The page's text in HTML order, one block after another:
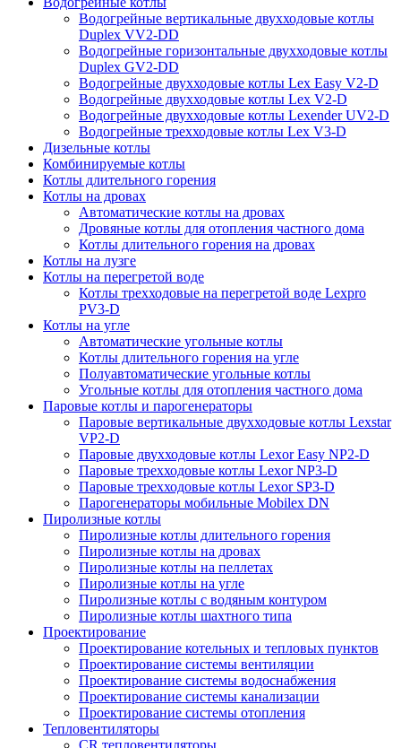
Водогрейные вертикальные двухходовые котлы
Duplex VV2-DD
Водогрейные горизонтальные двухходовые котлы
Duplex GV2-DD
Водогрейные двухходовые котлы Lex Easy V2-D
Водогрейные двухходовые котлы Lex V2-D
Водогрейные двухходовые котлы Lexender UV2-D
Водогрейные трехходовые котлы Lex V3-D
Дизельные котлы
Комбинируемые котлы
Котлы длительного горения
Котлы на дровах
Автоматические котлы на дровах
Дровяные котлы для отопления частного дома
Котлы длительного горения на дровах
Котлы на лузге
Котлы на перегретой воде
Котлы трехходовые на перегретой воде Lexpro
PV3-D
Котлы на угле
Автоматические угольные котлы
Котлы длительного горения на угле
Полуавтоматические угольные котлы
Угольные котлы для отопления частного дома
Паровые котлы и парогенераторы
Паровые вертикальные двухходовые котлы Lexstar
VP2-D
Паровые двухходовые котлы Lexor Easy NP2-D
Паровые трехходовые котлы Lexor NP3-D
Паровые трехходовые котлы Lexor SP3-D
Парогенераторы мобильные Mobilex DN
Пиролизные котлы
Пиролизные котлы длительного горения
Пиролизные котлы на дровах
Пиролизные котлы на пеллетах
Пиролизные котлы на угле
Пиролизные котлы с водяным контуром
Пиролизные котлы шахтного типа
Проектирование
Проектирование котельных и тепловых пунктов
Проектирование системы вентиляции
Проектирование системы водоснабжения
Проектирование системы канализации
Проектирование системы отопления
Тепловентиляторы
CR тепловентиляторы